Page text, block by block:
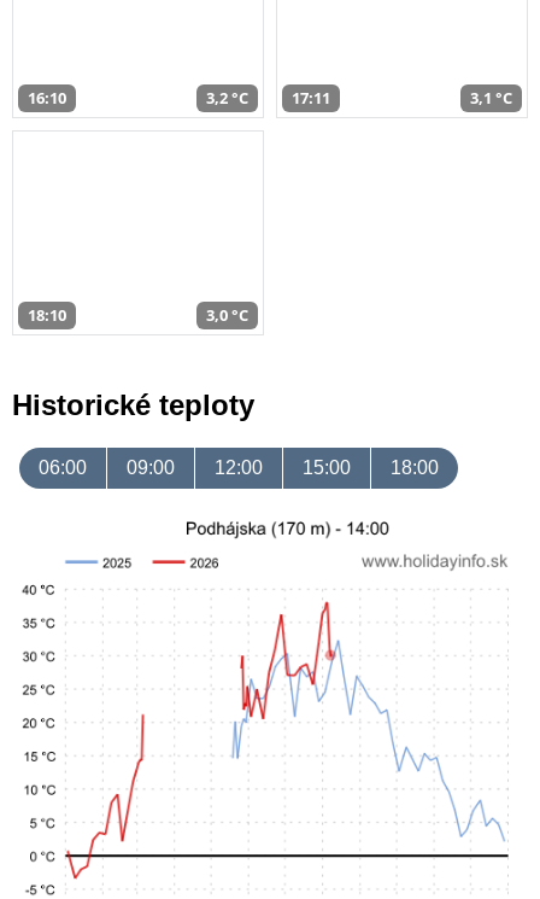
16:10 3,2 °C 17:11 3,1 °C
18:10 3,0 °C
Historické teploty
06:00 09:00 12:00 15:00 18:00